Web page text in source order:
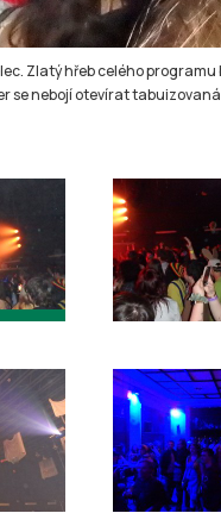
Zlatý hřeb celého
se nebojí otevírat